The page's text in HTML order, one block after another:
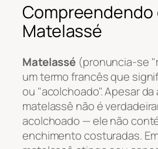
Compreendendo
Matelassé
Matelassé (pronuncia-se
um termo francês que
ou "acolchoado". Apesar da
matelassê não é
acolchoado — ele não
enchimento costuradas.